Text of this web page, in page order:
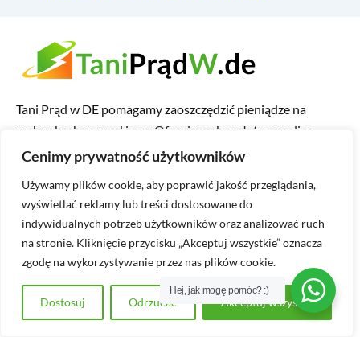
Cenimy prywatność użytkowników
Używamy plików cookie, aby poprawić jakość przeglądania,
wyświetlać reklamy lub treści dostosowane do
indywidualnych potrzeb użytkowników oraz analizować ruch
na stronie. Kliknięcie przycisku „Akceptuj wszystkie” oznacza
zgodę na wykorzystywanie przez nas plików cookie.
Dostosuj Odrzucać Akceptuj wszystko
Tani Prąd w DE pomagamy zaoszczędzić pieniądze na
rachunkach za prąd i gaz. Oferujemy bezpłatną analizę
Twojego zużycia energii i proponujemy najlepsze
pomóc Ci obniżyć rachunki za prąd!
Kontakt
Hej, jak mogę pomóc? :)